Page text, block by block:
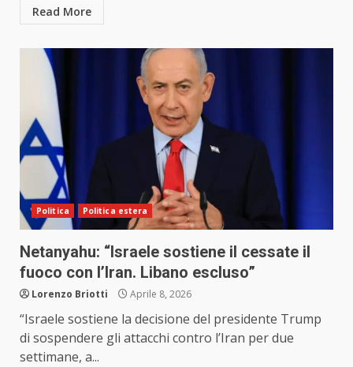
Read More
Politica Politica estera
Netanyahu: “Israele sostiene il cessate il
fuoco con l’Iran. Libano escluso”
Lorenzo Briotti Aprile 8, 2026
“Israele sostiene la decisione del presidente Trump
di sospendere gli attacchi contro l’Iran per due
settimane, a...